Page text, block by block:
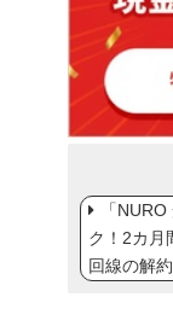
「
ク！2カ月
回線の解